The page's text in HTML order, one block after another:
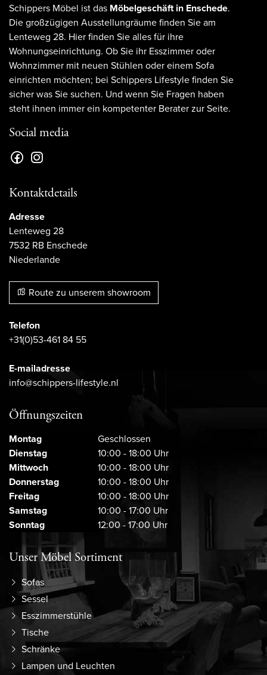
Schippers Möbel ist das Möbelgeschäft in Enschede.
Die großzügigen Ausstellungräume finden Sie am
Lenteweg 28. Hier finden Sie alles für ihre
Wohnungseinrichtung. Ob Sie ihr Esszimmer oder
Wohnzimmer mit neuen Stühlen oder einem Sofa
einrichten möchten; bei Schippers Lifestyle finden Sie
sicher was Sie suchen. Und wenn Sie Fragen haben
steht ihnen immer ein kompetenter Berater zur Seite.
Social media
Kontaktdetails
Adresse
Lenteweg 28
7532 RB Enschede
Niederlande
Route zu unserem showroom
Telefon
+31(0)53-461 84 55
E-mailadresse
info@schippers-lifestyle.nl
Öffnungszeiten
Montag
Geschlossen
Dienstag
10:00 - 18:00 Uhr
Mittwoch
10:00 - 18:00 Uhr
Donnerstag
10:00 - 18:00 Uhr
Freitag
10:00 - 18:00 Uhr
Samstag
10:00 - 17:00 Uhr
Sonntag
12:00 - 17:00 Uhr
Unser Möbel Sortiment
Sofas
Sessel
Esszimmerstühle
Tische
Schränke
Lampen und Leuchten